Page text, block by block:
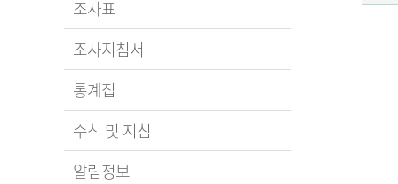
조사표
조사지침서
통계집
수칙 및 지침
알림정보